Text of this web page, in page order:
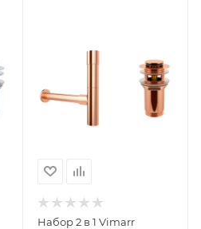
Набор 2 в 1 Vimarr